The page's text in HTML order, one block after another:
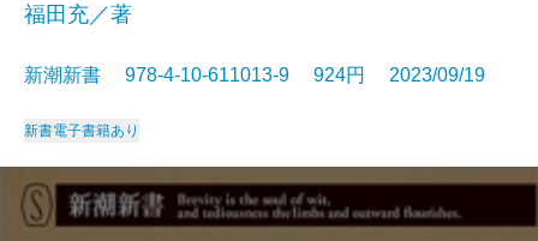
福田充／著
新潮新書 978-4-10-611013-9 924円 2023/09/19
新書電子書籍あり